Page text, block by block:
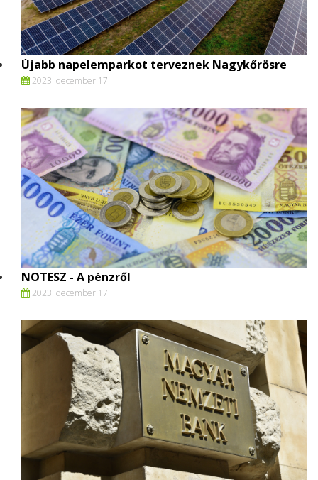
Újabb napelemparkot terveznek Nagykőrösre
2023. december 17.
NOTESZ - A pénzről
2023. december 17.